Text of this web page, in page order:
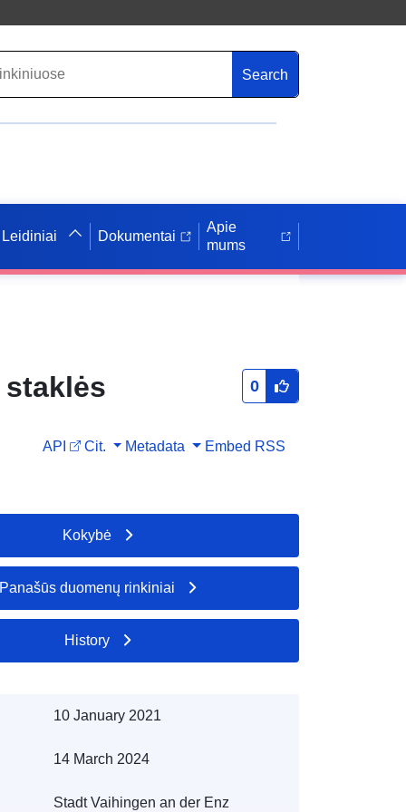
Search
Leidiniai Dokumentai
Apie
mums
staklės 0
API Cit. Metadata Embed RSS
Kokybė
Panašūs duomenų rinkiniai
History
10 January 2021
14 March 2024
Stadt Vaihingen an der Enz